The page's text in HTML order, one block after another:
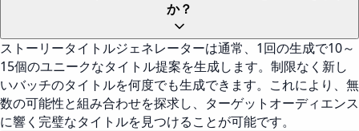
か？
ストーリータイトルジェネレーターは通常、1回の生成で10～
15個のユニークなタイトル提案を生成します。制限なく新し
いバッチのタイトルを何度でも生成できます。これにより、無
数の可能性と組み合わせを探求し、ターゲットオーディエンス
に響く完璧なタイトルを見つけることが可能です。